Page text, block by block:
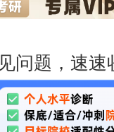
问题，速速